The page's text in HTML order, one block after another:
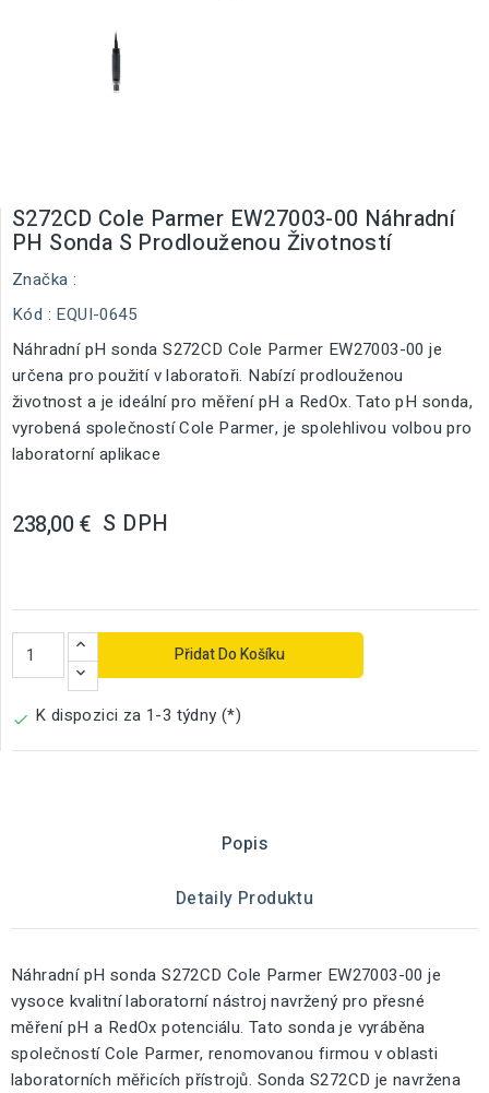
S272CD Cole Parmer EW27003-00 Náhradní
PH Sonda S Prodlouženou Životností
Značka :
Kód : EQUI-0645
Náhradní pH sonda S272CD Cole Parmer EW27003-00 je
určena pro použití v laboratoři. Nabízí prodlouženou
životnost a je ideální pro měření pH a RedOx. Tato pH sonda,
vyrobená společností Cole Parmer, je spolehlivou volbou pro
laboratorní aplikace
238,00 € S DPH
Přidat Do Košíku
 K dispozici za 1-3 týdny (*)
Popis
Detaily Produktu
Náhradní pH sonda S272CD Cole Parmer EW27003-00 je
vysoce kvalitní laboratorní nástroj navržený pro přesné
měření pH a RedOx potenciálu. Tato sonda je vyráběna
společností Cole Parmer, renomovanou firmou v oblasti
laboratorních měřicích přístrojů. Sonda S272CD je navržena